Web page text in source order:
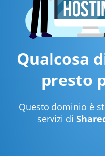
Qualcosa
presto
Questo dominio è
servizi di